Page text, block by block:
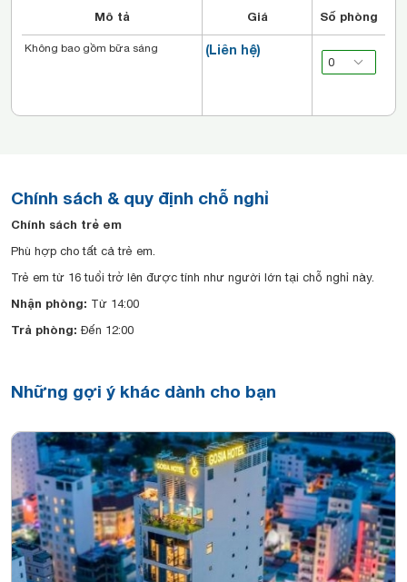
Mô tả Giá Số phòng
(Liên hệ)
Không bao gồm bữa sáng
Chính sách & quy định chỗ nghỉ
Chính sách trẻ em
Phù hợp cho tất cả trẻ em.
Trẻ em từ 16 tuổi trở lên được tính như người lớn tại chỗ nghỉ này.
Nhận phòng: Từ 14:00
Trả phòng: Đến 12:00
Những gợi ý khác dành cho bạn